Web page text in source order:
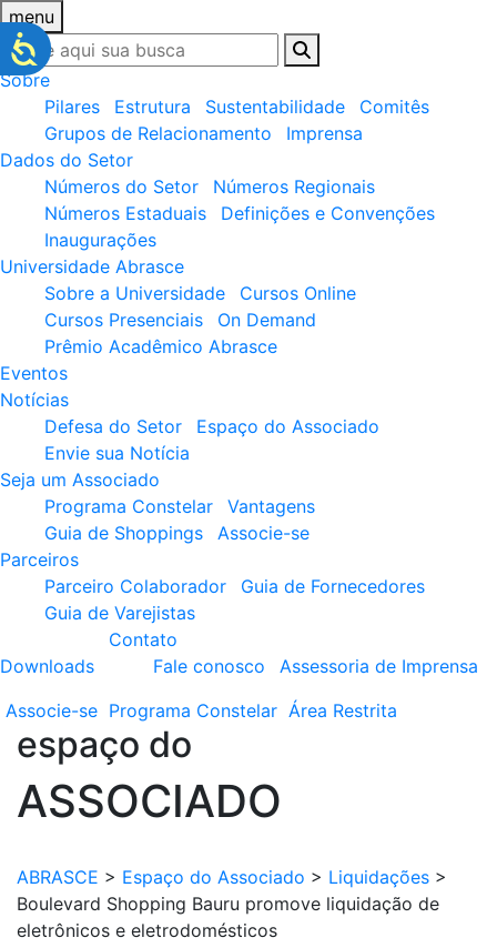
menu
Sobre
Pilares
Estrutura Sustentabilidade
Comitês
Grupos de Relacionamento
Imprensa
Dados do Setor
Números do Setor
Números Regionais
Números Estaduais
Definições e Convenções
Inaugurações
Universidade Abrasce
Sobre a Universidade
Cursos Online
Cursos Presenciais
On Demand
Prêmio Acadêmico Abrasce
Eventos
Notícias
Defesa do Setor
Espaço do Associado
Envie sua Notícia
Seja um Associado
Programa Constelar
Vantagens
Guia de Shoppings
Associe-se
Parceiros
Parceiro Colaborador
Guia de Fornecedores
Guia de Varejistas
Downloads
Contato
Fale conosco
Assessoria de Imprensa
Associe-se Programa Constelar Área Restrita
espaço do
ASSOCIADO
ABRASCE > Espaço do Associado > Liquidações >
Boulevard Shopping Bauru promove liquidação de
eletrônicos e eletrodomésticos